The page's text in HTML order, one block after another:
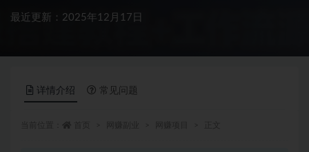
最近更新：2025年12月17日
详情介绍 常见问题